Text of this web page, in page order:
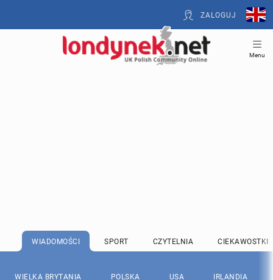
ZALOGUJ
Menu
WIADOMOŚCI SPORT CZYTELNIA CIEKAWOSTKI
WIELKA BRYTANIA POLSKA USA IRLANDIA